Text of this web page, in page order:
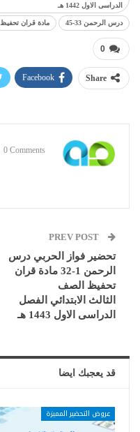
الدراسى الاول 1442 هـ
درس الرحمن 33-45 مادة قران تحفيظ
0
Share
Facebook
0 Comments
تحضير فواز الحربي درس
الرحمن 1-32 مادة قران
تحفيظ الصف
الثالث الابتدائي الفصل
الدراسى الاول 1443 هـ
قد يعجبك ايضا
عروض التحضير المميزة